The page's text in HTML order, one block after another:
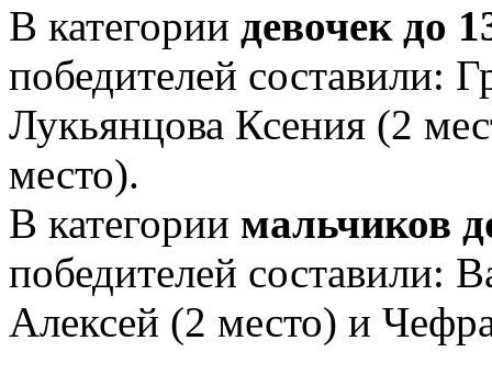
В категории девочек до
победителей составили:
Лукьянцова Ксения (2
место).
В категории мальчиков
победителей составили:
Алексей (2 место) и